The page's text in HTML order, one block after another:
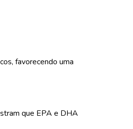
favorecendo uma
que EPA e DHA